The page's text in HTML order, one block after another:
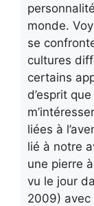
monde.
se
cultures
certains
d’esprit
liées à
lié à notre
une pierre
vu le jour
2009) avec